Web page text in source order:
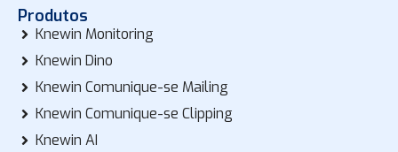
Produtos
Knewin Monitoring
Knewin Dino
Knewin Comunique-se Mailing
Knewin Comunique-se Clipping
Knewin AI